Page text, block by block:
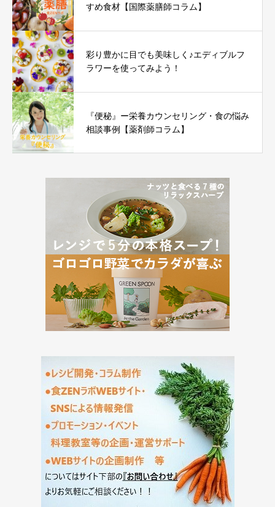
すめ食材【国際薬膳師コラム】
彩り豊かに目でも美味しく♪エディブルフ
ラワーを使ってみよう！
『便秘』ー栄養カウンセリング・食の悩み
相談事例【薬剤師コラム】